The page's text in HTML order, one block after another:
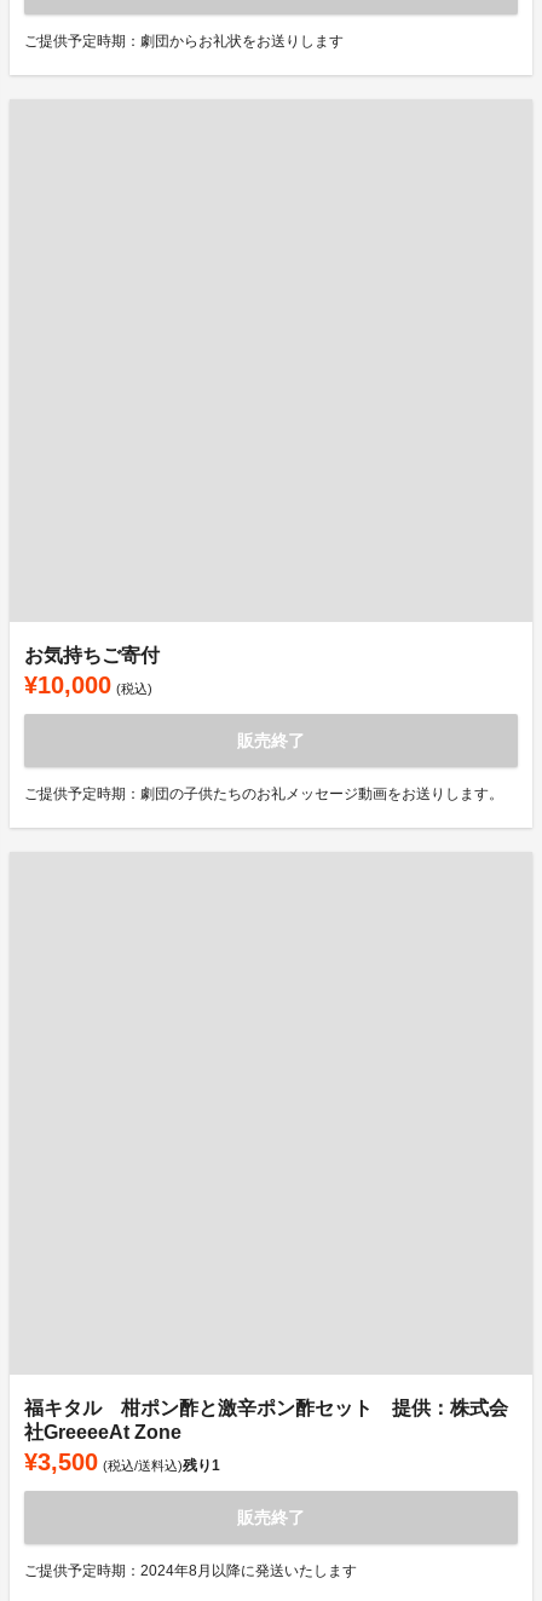
ご提供予定時期：劇団からお礼状をお送りします
お気持ちご寄付
¥10,000 (税込)
販売終了
ご提供予定時期：劇団の子供たちのお礼メッセージ動画をお送りします。
福キタル 柑ポン酢と激辛ポン酢セット 提供：株式会
社GreeeeAt Zone
¥3,500 (税込/送料込)残り1
販売終了
ご提供予定時期：2024年8月以降に発送いたします